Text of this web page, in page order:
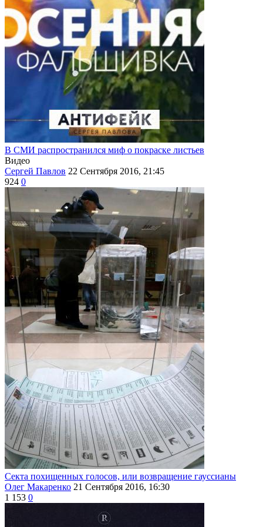
В СМИ распространился миф о покраске листьев
Видео
Сергей Павлов 22 Сентября 2016, 21:45
924 0
Секта похищенных голосов, или возвращение гауссианы
Олег Макаренко 21 Сентября 2016, 16:30
1 153 0